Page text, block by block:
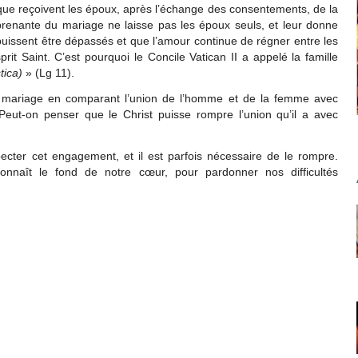
reçoivent les époux, après l’échange des consentements, de la
du mariage ne laisse pas les époux seuls, et leur donne
être dépassés et que l’amour continue de régner entre les
Saint. C’est pourquoi le Concile Vatican II a appelé la famille
» (Lg 11).
en comparant l’union de l’homme et de la femme avec
on penser que le Christ puisse rompre l’union qu’il a avec
cet engagement, et il est parfois nécessaire de le rompre.
le fond de notre cœur, pour pardonner nos difficultés